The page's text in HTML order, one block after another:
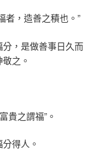
者，造善之積也。”
，是做善事日久而
之。
貴之謂福”。
得人。